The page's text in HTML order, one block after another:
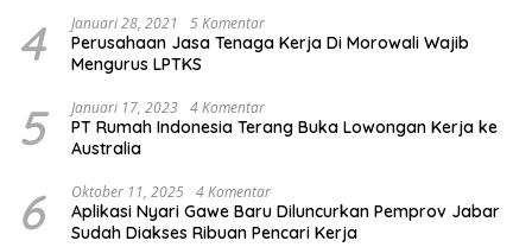
4 Januari 28, 2021 5 Komentar
Perusahaan Jasa Tenaga Kerja Di Morowali Wajib
Mengurus LPTKS
5 Januari 17, 2023 4 Komentar
PT Rumah Indonesia Terang Buka Lowongan Kerja ke
Australia
6 Oktober 11, 2025 4 Komentar
Aplikasi Nyari Gawe Baru Diluncurkan Pemprov Jabar
Sudah Diakses Ribuan Pencari Kerja